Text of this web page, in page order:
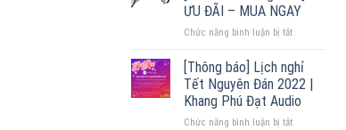
2022
–
Đại
phân
phối
lớn
nhất
Miền
ƯU ĐÃI – MUA NGAY
Chức năng bình luận bị tắtở
tạo
loa
phóng
thanh
[
[Thông báo] Lịch nghỉ
Tết Nguyên Đán 2022 |
Khang Phú Đạt Audio
Chức năng bình luận bị tắtở